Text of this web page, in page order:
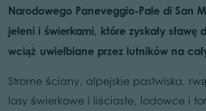
Narodowego Paneveggio-Pale di San
jeleni i świerkami, które zyskały sławę
wciąż uwielbiane przez lutników na
Strome ściany, alpejskie pastwiska,
lasy świerkowe i liściaste, lodowce i